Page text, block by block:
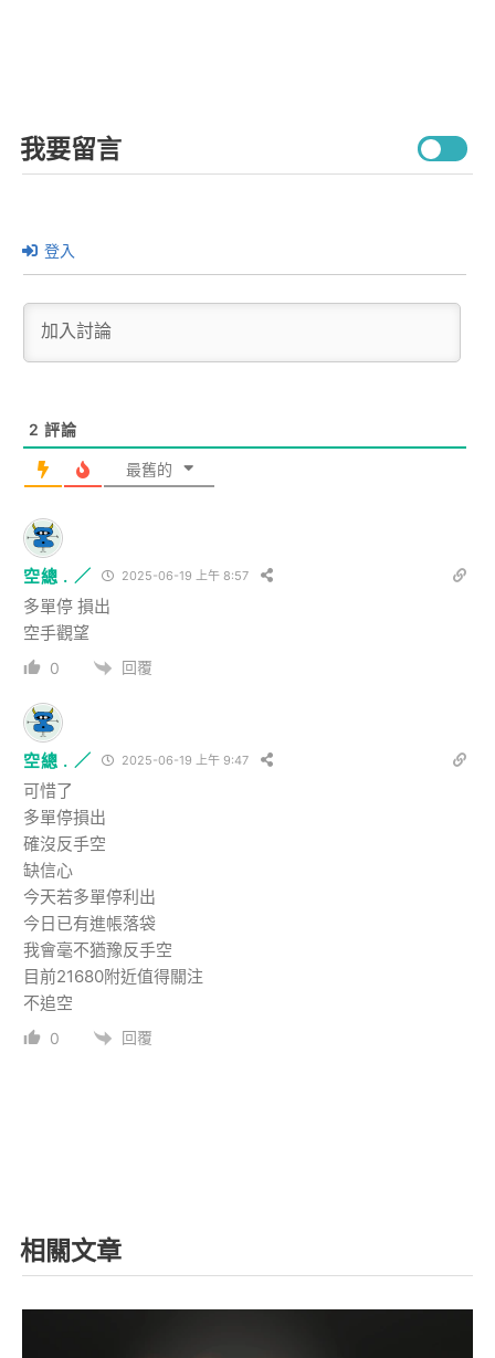
我要留言
登入
2 評論
最舊的
空總 . ／ 2025-06-19 上午 8:57
多單停 損出
空手觀望
0 回覆
空總 . ／ 2025-06-19 上午 9:47
可惜了
多單停損出
確沒反手空
缺信心
今天若多單停利出
今日已有進帳落袋
我會毫不猶豫反手空
目前21680附近值得關注
不追空
0 回覆
相關文章